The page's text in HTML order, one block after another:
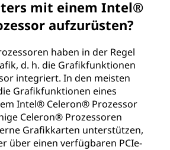
mit einem Intel®
aufzurüsten?
haben in der Regel
d. h. die Grafikfunktionen
integriert. In den meisten
Grafikfunktionen eines
Intel® Celeron® Prozessor
Celeron® Prozessoren
Grafikkarten unterstützen,
über einen verfügbaren PCIe-